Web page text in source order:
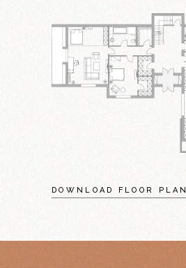
DOWNLOAD FLOOR PLAN